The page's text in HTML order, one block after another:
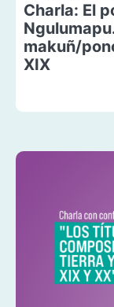
Charla: El
makuñ/
XIX